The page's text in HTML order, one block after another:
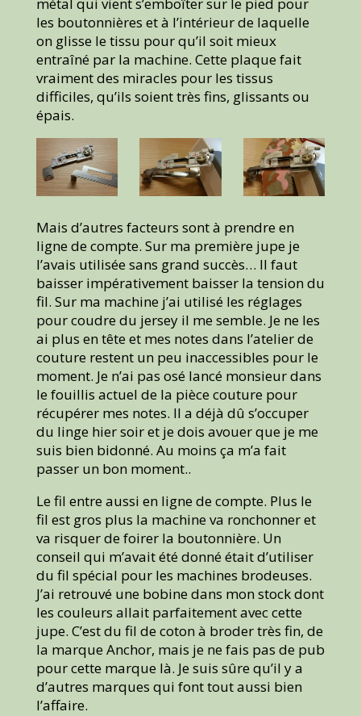
métal qui vient s’emboîter sur le pied pour
les boutonnières et à l’intérieur de laquelle
on glisse le tissu pour qu’il soit mieux
entraîné par la machine. Cette plaque fait
vraiment des miracles pour les tissus
difficiles, qu’ils soient très fins, glissants ou
épais.
Mais d’autres facteurs sont à prendre en
ligne de compte. Sur ma première jupe je
l’avais utilisée sans grand succès… Il faut
baisser impérativement baisser la tension du
fil. Sur ma machine j’ai utilisé les réglages
pour coudre du jersey il me semble. Je ne les
ai plus en tête et mes notes dans l’atelier de
couture restent un peu inaccessibles pour le
moment. Je n’ai pas osé lancé monsieur dans
le fouillis actuel de la pièce couture pour
récupérer mes notes. Il a déjà dû s’occuper
du linge hier soir et je dois avouer que je me
suis bien bidonné. Au moins ça m’a fait
passer un bon moment..
Le fil entre aussi en ligne de compte. Plus le
fil est gros plus la machine va ronchonner et
va risquer de foirer la boutonnière. Un
conseil qui m’avait été donné était d’utiliser
du fil spécial pour les machines brodeuses.
J’ai retrouvé une bobine dans mon stock dont
les couleurs allait parfaitement avec cette
jupe. C’est du fil de coton à broder très fin, de
la marque Anchor, mais je ne fais pas de pub
pour cette marque là. Je suis sûre qu’il y a
d’autres marques qui font tout aussi bien
l’affaire.